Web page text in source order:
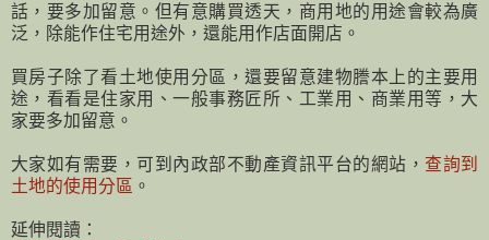
話，要多加留意。但有意購買透天，商用地的用途會較為廣
泛，除能作住宅用途外，還能用作店面開店。
買房子除了看土地使用分區，還要留意建物謄本上的主要用
途，看看是住家用、一般事務匠所、工業用、商業用等，大
家要多加留意。
大家如有需要，可到內政部不動產資訊平台的網站， 查詢到
土地的使用分區 。
延伸閱讀：